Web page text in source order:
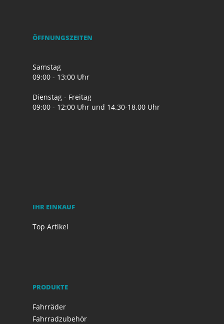
ÖFFNUNGSZEITEN
Samstag
09:00 - 13:00 Uhr
Dienstag - Freitag
09:00 - 12:00 Uhr und 14.30-18.00 Uhr
IHR EINKAUF
Top Artikel
PRODUKTE
Fahrräder
Fahrradzubehör